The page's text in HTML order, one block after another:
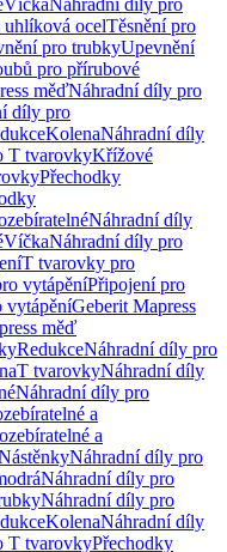
VíčkaNáhradní díly pro
uhlíková ocelTěsnění pro
pro trubkyUpevnění
pro přírubové
měďNáhradní díly pro
díly pro
KolenaNáhradní díly
T tvarovkyKřížové
Přechodky
Náhradní díly
VíčkaNáhradní díly pro
T tvarovky pro
vytápěníPřipojení pro
vytápěníGeberit Mapress
měď
RedukceNáhradní díly pro
T tvarovkyNáhradní díly
Náhradní díly pro
a
a
Náhradní díly pro
Náhradní díly pro
Náhradní díly pro
KolenaNáhradní díly
T tvarovkyPřechodky